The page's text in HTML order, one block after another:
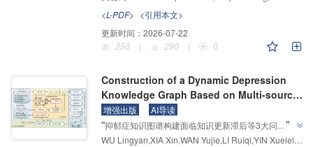
时空动态性及多因素融合特征，提升对复杂交通场景的
适应性和预测准确性"，实验表明该模型在多项误差指
标上优于现有方法，为智能交通系统建设奠定了基
<L-PDF> <引用本文>
更新时间： 2026-07-22
250
| 290 | 0
Construction of a Dynamic Depression
Knowledge Graph Based on Multi-source
Heterogeneous Data Fusion
增强出版 AI导读
“抑郁症知识图谱构建面临知识更新滞后等3大问
题，"为此，本文提出基于多源异构数据融合的动态抑
”